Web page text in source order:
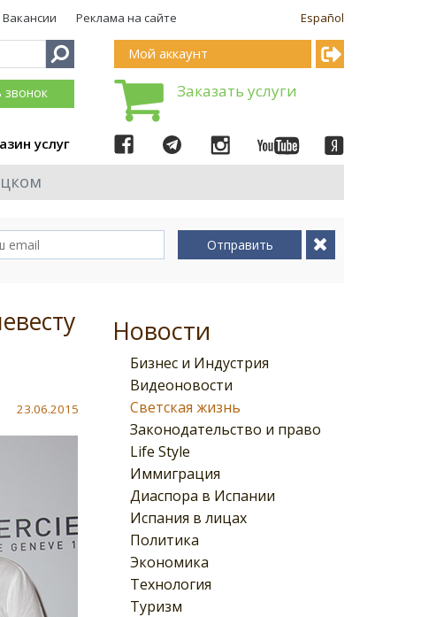
Español
Вакансии Реклама на сайте
звонок
услуг
Мой аккаунт
Заказать услуги
Отправить
Новости
Бизнес и Индустрия
Видеоновости
Светская жизнь
Законодательство и право
Life Style
Иммиграция
Диаспора в Испании
Испания в лицах
Политика
Экономика
Технология
Туризм
23.06.2015